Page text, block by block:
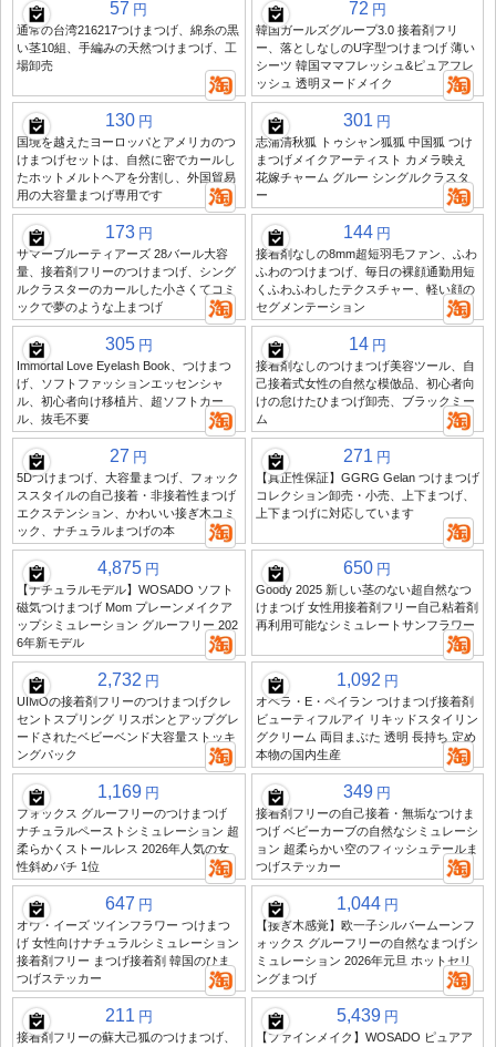
57 円
通常の台湾216217つけまつげ、綿糸の黒
い茎10組、手編みの天然つけまつげ、工
場卸売
72 円
韓国ガールズグループ3.0 接着剤フリ
ー、落としなしのU字型つけまつげ 薄い
シーツ 韓国ママフレッシュ&ピュアフレ
ッシュ 透明ヌードメイク
130 円
国境を越えたヨーロッパとアメリカのつ
けまつげセットは、自然に密でカールし
たホットメルトヘアを分割し、外国貿易
用の大容量まつげ専用です
301 円
志蒲清秋狐 トゥシャン狐狐 中国狐 つけ
まつげメイクアーティスト カメラ映え
花嫁チャーム グルー シングルクラスタ
ー
173 円
サマーブルーティアーズ 28バール大容
量、接着剤フリーのつけまつげ、シング
ルクラスターのカールした小さくてコミ
ックで夢のような上まつげ
144 円
接着剤なしの8mm超短羽毛ファン、ふわ
ふわのつけまつげ、毎日の裸顔通勤用短
くふわふわしたテクスチャー、軽い顔の
セグメンテーション
305 円
Immortal Love Eyelash Book、つけまつ
げ、ソフトファッションエッセンシャ
ル、初心者向け移植片、超ソフトカー
ル、抜毛不要
14 円
接着剤なしのつけまつげ美容ツール、自
己接着式女性の自然な模倣品、初心者向
けの怠けたひまつげ卸売、ブラックミー
ム
27 円
5Dつけまつげ、大容量まつげ、フォック
ススタイルの自己接着・非接着性まつげ
エクステンション、かわいい接ぎ木コミ
ック、ナチュラルまつげの本
271 円
【真正性保証】GGRG Gelan つけまつげ
コレクション卸売・小売、上下まつげ、
上下まつげに対応しています
4,875 円
【ナチュラルモデル】WOSADO ソフト
磁気つけまつげ Mom プレーンメイクア
ップシミュレーション グルーフリー 202
6年新モデル
650 円
Goody 2025 新しい茎のない超自然なつ
けまつげ 女性用接着剤フリー自己粘着剤
再利用可能なシミュレートサンフラワー
2,732 円
UIMOの接着剤フリーのつけまつげクレ
セントスプリング リスボンとアップグレ
ードされたベビーベンド大容量ストッキ
ングパック
1,092 円
オペラ・E・ペイラン つけまつげ接着剤
ビューティフルアイ リキッドスタイリン
グクリーム 両目まぶた 透明 長持ち 定め
本物の国内生産
1,169 円
フォックス グルーフリーのつけまつげ
ナチュラルペーストシミュレーション 超
柔らかくストールレス 2026年人気の女
性斜めバチ 1位
349 円
接着剤フリーの自己接着・無垢なつけま
つげ ベビーカーブの自然なシミュレーシ
ョン 超柔らかい空のフィッシュテールま
つげステッカー
647 円
オウ・イーズ ツインフラワー つけまつ
げ 女性向けナチュラルシミュレーション
接着剤フリー まつげ接着剤 韓国のひま
つげステッカー
1,044 円
【接ぎ木感覚】欧一子シルバームーンフ
ォックス グルーフリーの自然なまつげシ
ミュレーション 2026年元旦 ホットセリ
ングまつげ
211 円
接着剤フリーの蘇大己狐のつけまつげ、
5,439 円
【ファインメイク】WOSADO ピュアア